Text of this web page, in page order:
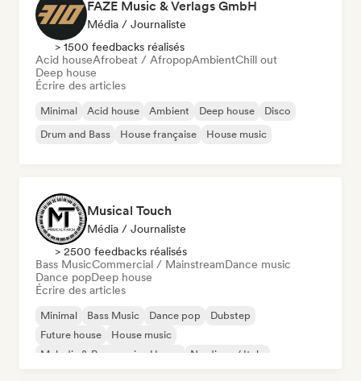
FAZE Music & Verlags GmbH
Média / Journaliste
> 1500 feedbacks réalisés
Acid houseAfrobeat / AfropopAmbientChill out
Deep house
Écrire des articles
Minimal Acid house Ambient Deep house
Disco
Drum and Bass
House française House music
Musical Touch
Média / Journaliste
> 2500 feedbacks réalisés
Bass MusicCommercial / MainstreamDance music
Dance popDeep house
Écrire des articles
Minimal Bass Music Dance pop
Dubstep
Future house
House music
Melodic & Progressive House
Nu-disco / Italo